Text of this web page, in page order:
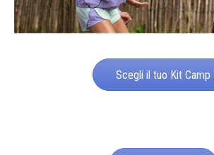
Scegli il tuo Kit Camp